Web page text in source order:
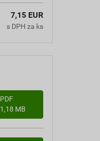
7,15 EUR
s DPH za ks
PDF
1,18 MB